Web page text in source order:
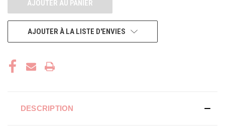
AJOUTER À LA LISTE D'ENVIES
DESCRIPTION